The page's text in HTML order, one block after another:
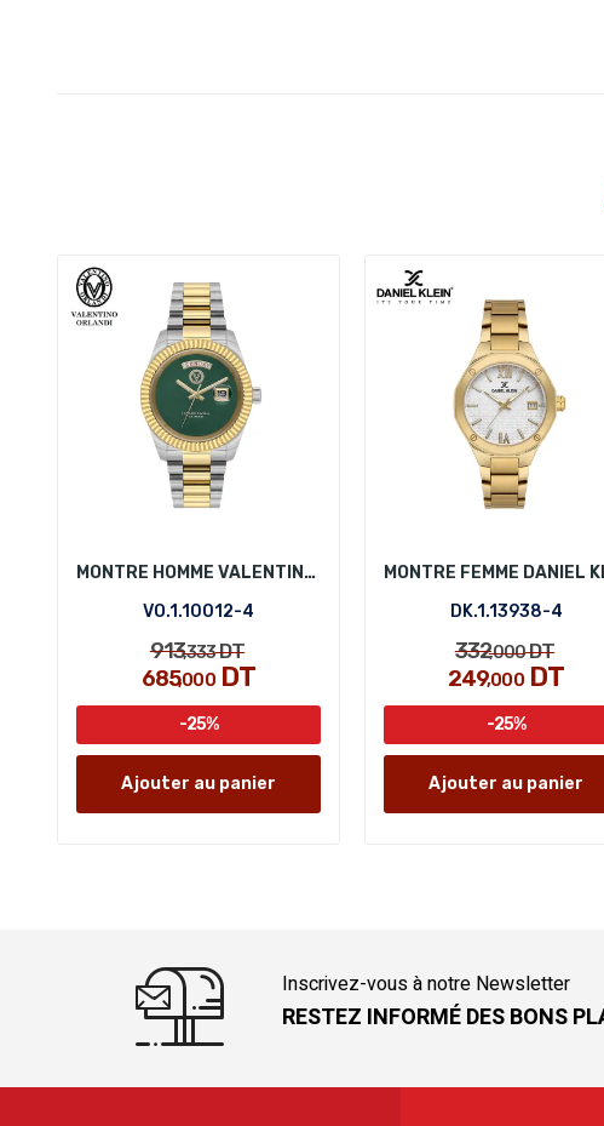
MONTRE HOMME VALENTINO ORLANDI VO.1.10012-4
VO.1.10012-4
913,333DT
685,000DT
-25%
Ajouter au panier
DK.1.13938-4
332,000DT
249,000DT
-25%
Ajouter au panier
Inscrivez-vous à notre Newsletter
RESTEZ INFORMÉ DES BONS